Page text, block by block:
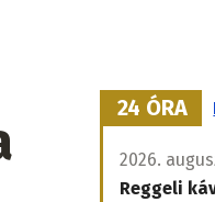
24 ÓRA
2026.
Reggeli